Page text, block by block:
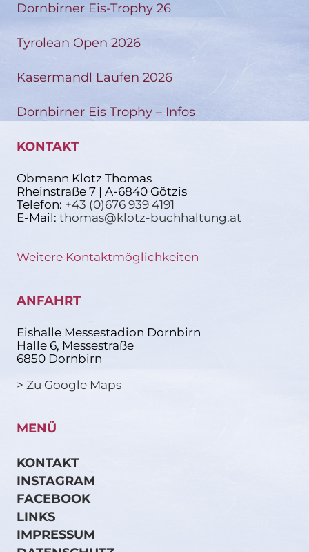
Dornbirner Eis-Trophy 26
Tyrolean Open 2026
Kasermandl Laufen 2026
Dornbirner Eis Trophy – Infos
KONTAKT
Obmann Klotz Thomas
Rheinstraße 7 | A-6840 Götzis
Telefon: +43 (0)676 939 4191
E-Mail: thomas@klotz-buchhaltung.at
Weitere Kontaktmöglichkeiten
ANFAHRT
Eishalle Messestadion Dornbirn
Halle 6, Messestraße
6850 Dornbirn
> Zu Google Maps
MENÜ
KONTAKT
INSTAGRAM
FACEBOOK
LINKS
IMPRESSUM